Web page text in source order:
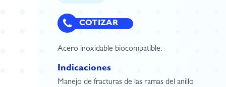
COTIZAR
Acero inoxidable biocompatible.
Indicaciones
Manejo de fracturas de las ramas del anillo